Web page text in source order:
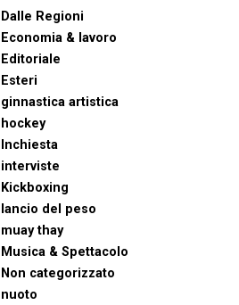
Dalle Regioni
Economia & lavoro
Editoriale
Esteri
ginnastica artistica
hockey
Inchiesta
interviste
Kickboxing
lancio del peso
muay thay
Musica & Spettacolo
Non categorizzato
nuoto